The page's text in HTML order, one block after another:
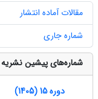
مقالات آماده انتشار
شماره جاری
شماره‌های پیشین نشریه
دوره 15 (1405)